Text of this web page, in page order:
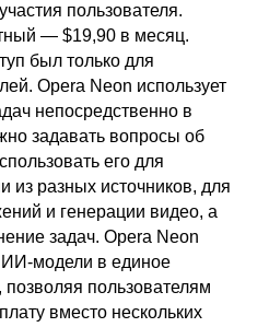
пользователя.
— $19,90 в месяц.
был только для
Opera Neon использует
непосредственно в
задавать вопросы об
его для
разных источников, для
и генерации видео, а
задач. Opera Neon
модели в единое
позволяя пользователям
вместо нескольких